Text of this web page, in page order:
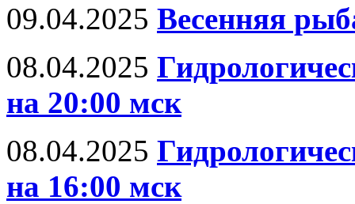
09.04.2025 Весенняя
08.04.2025
на 20:00 мск
08.04.2025
на 16:00 мск